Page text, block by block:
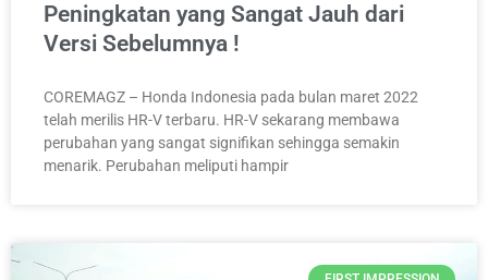
Peningkatan yang Sangat Jauh dari
Versi Sebelumnya !
COREMAGZ – Honda Indonesia pada bulan maret 2022
telah merilis HR-V terbaru. HR-V sekarang membawa
perubahan yang sangat signifikan sehingga semakin
menarik. Perubahan meliputi hampir